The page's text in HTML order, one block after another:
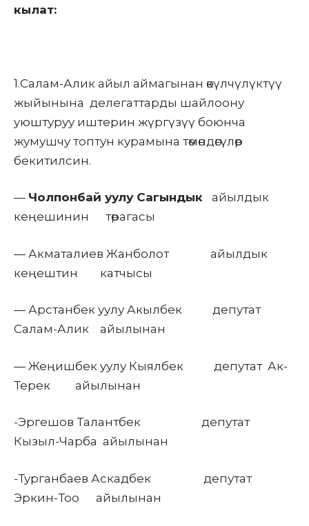
кылат:
1.Салам-Алик айыл аймагынан өкүлчүлүктүү
жыйынына делегаттарды шайлоону
уюштуруу иштерин жүргүзүү боюнча
жумушчу топтун курамына төмөндөгүлөр
бекитилсин.
— Чолпонбай уулу Сагындык
айылдык
кеңешинин төрагасы
— Акматалиев Жанболот айылдык
кеңештин катчысы
— Арстанбек уулу Акылбек депутат
Салам-Алик айылынан
— Жеңишбек уулу Кыялбек депутат Ак-
Терек айылынан
-Эргешов Талантбек депутат
Кызыл-Чарба айылынан
-Турганбаев Аскадбек депутат
Эркин-Тоо айылынан